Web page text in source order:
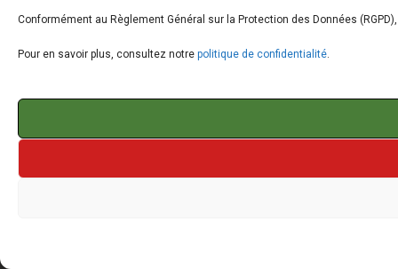
Conformément au Règlement Général sur la Protection des Données
Pour en savoir plus, consultez notre politique de confidentialité.